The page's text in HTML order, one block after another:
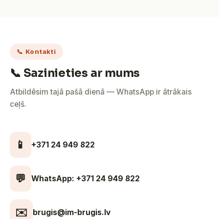
📞 Kontakti
📞 Sazinieties ar mums
Atbildēsim tajā pašā dienā — WhatsApp ir ātrākais
ceļš.
📱 +371 24 949 822
💬 WhatsApp: +371 24 949 822
✉️ brugis@im-brugis.lv